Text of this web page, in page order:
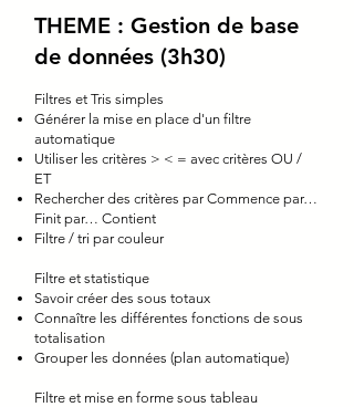
THEME : Gestion de base
de données (3h30)
Filtres et Tris simples
Générer la mise en place d'un filtre
automatique
Utiliser les critères > < = avec critères OU /
ET
Rechercher des critères par Commence par…
Finit par… Contient
Filtre / tri par couleur
Filtre et statistique
Savoir créer des sous totaux
Connaître les différentes fonctions de sous
totalisation
Grouper les données (plan automatique)
Filtre et mise en forme sous tableau